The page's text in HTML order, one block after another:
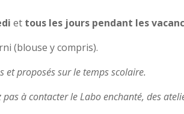
et tous les jours pendant les
(blouse y compris).
et proposés sur le temps scolaire.
à contacter le Labo enchanté, des